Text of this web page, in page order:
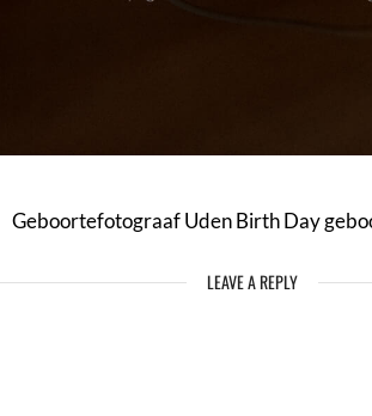
Geboortefotograaf Uden Birth Day
LEAVE A REPLY